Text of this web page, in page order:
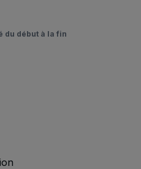
du début à la fin